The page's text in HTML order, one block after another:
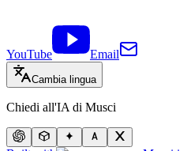
YouTube Email
Cambia lingua
Chiedi all'IA di Musci